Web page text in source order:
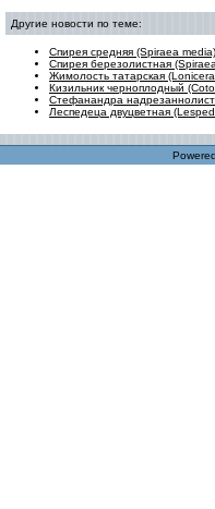
Другие новости по теме:
Спирея средняя (Spiraea media)
Спирея березолистная
Жимолость татарская
Кизильник черноплодный
Стефанандра
Леспедеца двуцветная